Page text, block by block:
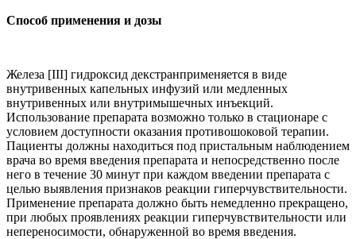
Способ применения и дозы
Железа [III] гидроксид декстранприменяется в виде
внутривенных капельных инфузий или медленных
внутривенных или внутримышечных инъекций.
Использование препарата возможно только в стационаре с
условием доступности оказания противошоковой терапии.
Пациенты должны находиться под пристальным наблюдением
врача во время введения препарата и непосредственно после
него в течение 30 минут при каждом введении препарата с
целью выявления признаков реакции гиперчувствительности.
Применение препарата должно быть немедленно прекращено,
при любых проявлениях реакции гиперчувствительности или
непереносимости, обнаруженной во время введения.